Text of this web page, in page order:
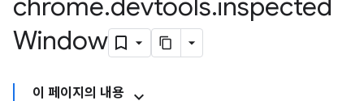
chrome.devtools.inspected
Window
이 페이지의 내용